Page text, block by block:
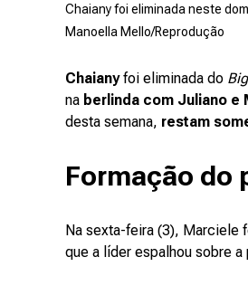
Chaiany foi eliminada neste
Manoella Mello/Reprodução
Chaianyfoi eliminada do
na berlinda com Juliano e
desta semana, restam
Formação do
Na sexta-feira (3), Marciele
que a líder espalhou sobre a